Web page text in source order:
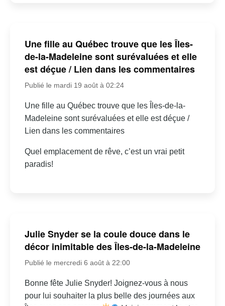
Une fille au Québec trouve que les Îles-
de-la-Madeleine sont surévaluées et elle
est déçue / Lien dans les commentaires
Publié le mardi 19 août à 02:24
Une fille au Québec trouve que les Îles-de-la-
Madeleine sont surévaluées et elle est déçue /
Lien dans les commentaires
Quel emplacement de rêve, c’est un vrai petit
paradis!
Julie Snyder se la coule douce dans le
décor inimitable des Îles-de-la-Madeleine
Publié le mercredi 6 août à 22:00
Bonne fête Julie Snyder! Joignez-vous à nous
pour lui souhaiter la plus belle des journées aux